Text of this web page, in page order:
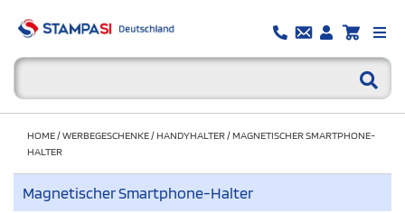
HOME/WERBEGESCHENKE/HANDYHALTER/MAGNETISCHER SMARTPHONE-
HALTER
Magnetischer Smartphone-Halter